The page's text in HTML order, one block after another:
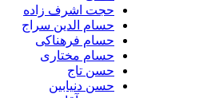
حجت اشرف زاده
حسام الدین سراج
حسام فرهناکی
حسام مختاری
حسن تاج
حسن دنیابین